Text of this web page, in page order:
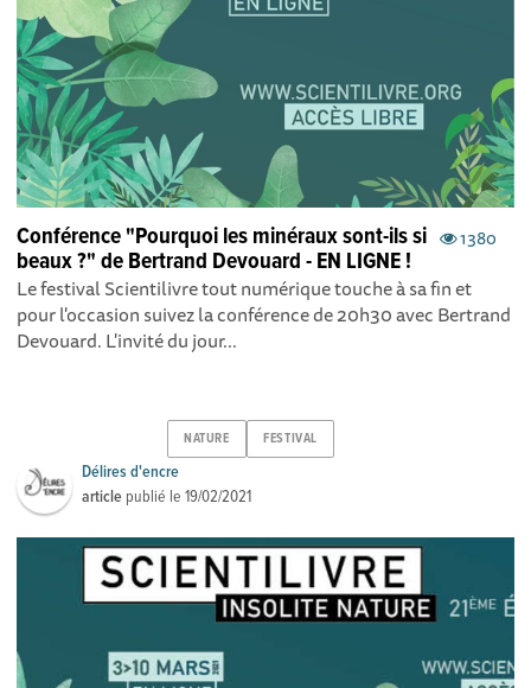
1380
Conférence "Pourquoi les minéraux sont-ils si
beaux ?" de Bertrand Devouard - EN LIGNE !
Le festival Scientilivre tout numérique touche à sa fin et
pour l'occasion suivez la conférence de 20h30 avec Bertrand
Devouard. L'invité du jour...
NATURE FESTIVAL
Délires d'encre
article publié le19/02/2021